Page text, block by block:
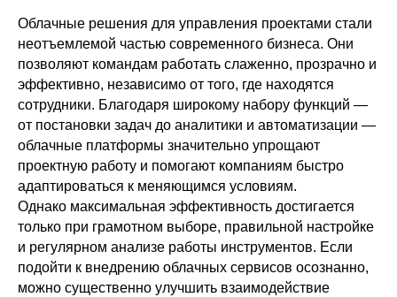
Облачные решения для управления проектами стали
неотъемлемой частью современного бизнеса. Они
позволяют командам работать слаженно, прозрачно и
эффективно, независимо от того, где находятся
сотрудники. Благодаря широкому набору функций —
от постановки задач до аналитики и автоматизации —
облачные платформы значительно упрощают
проектную работу и помогают компаниям быстро
адаптироваться к меняющимся условиям.
Однако максимальная эффективность достигается
только при грамотном выборе, правильной настройке
и регулярном анализе работы инструментов. Если
подойти к внедрению облачных сервисов осознанно,
можно существенно улучшить взаимодействие